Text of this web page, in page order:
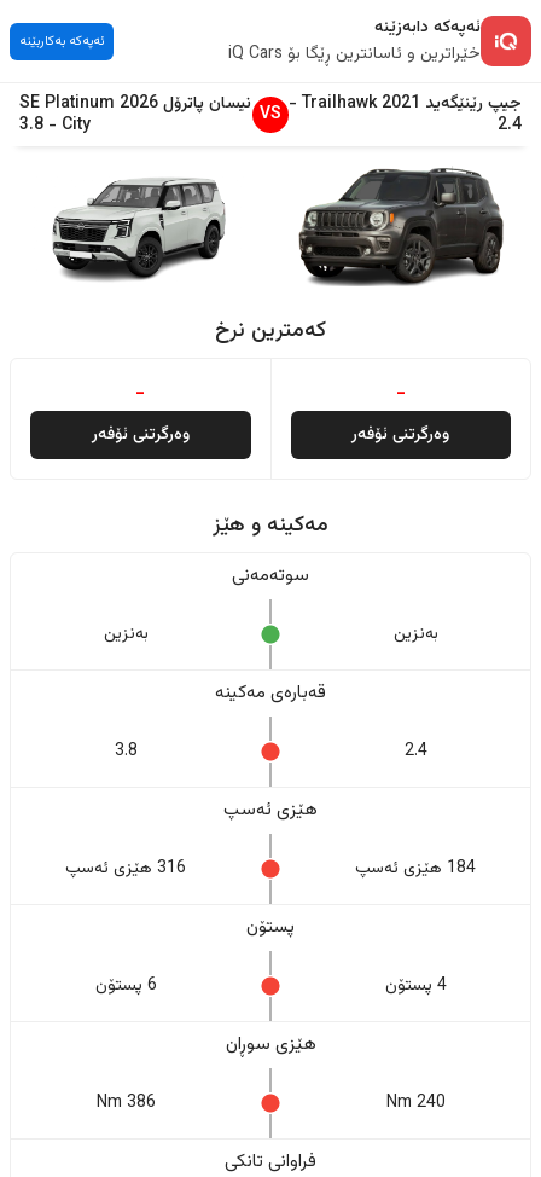
ئەپەکە دابەزێنە
خێراترین و ئاسانترین ڕێگا بۆ iQ Cars
ئەپەکە بەکاربێنە
جیپ رێنێگەید 2021
Trailhawk
-
2.4
VS نیسان پاترۆل2026
SE Platinum
City
-
3.8
کەمترین نرخ
-
وەرگرتنی ئۆفەر
-
وەرگرتنی ئۆفەر
مەکینە و هێز
سوتەمەنی
بەنزین بەنزین
قەبارەی مەکینە
2.4
3.8
هێزی ئەسپ
184 هێزی ئەسپ 316 هێزی ئەسپ
پستۆن
4 پستۆن 6 پستۆن
هێزی سوڕان
240 Nm
386 Nm
فراوانی تانکی